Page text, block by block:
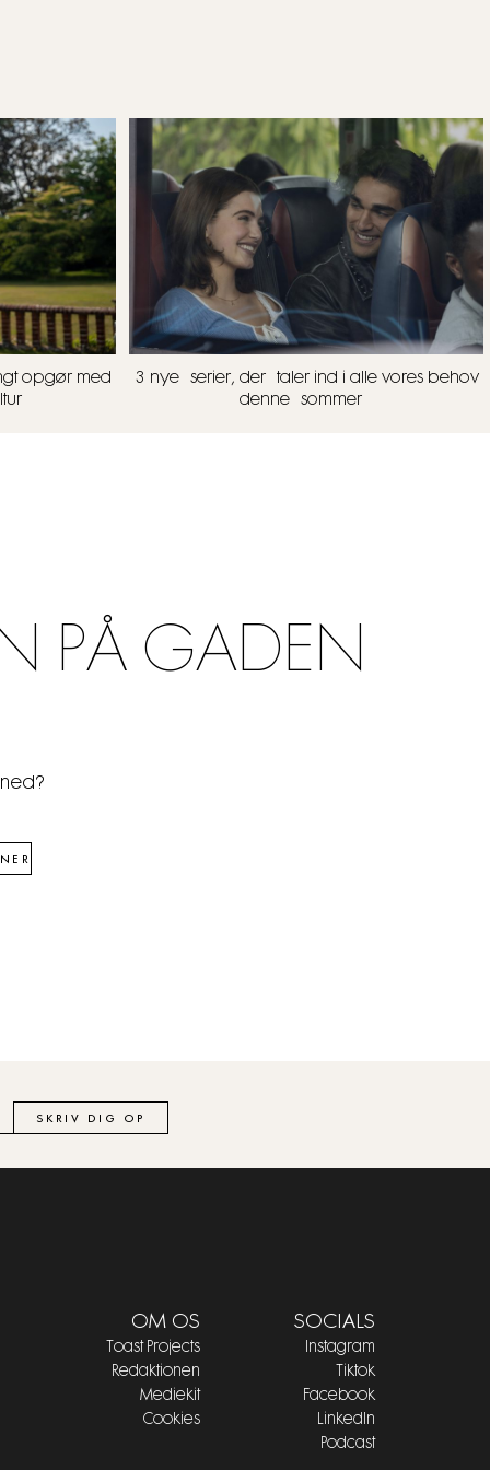
opgør med
3 nye serier, der taler ind i alle vores behov
denne sommer
PÅ GADEN
SKRIV DIG OP
OM OS
Toast Projects
Redaktionen
Mediekit
Cookies
SOCIALS
Instagram
Tiktok
Facebook
LinkedIn
Podcast